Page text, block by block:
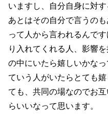
いますし、自分自身に対
あとはその自分で言うの
って人から言われるんで
り入れてくれる人、影響
の中にいたら嬉しいかな
ていう人がいたらとても
ても、共同の場なのでお
らいいなって思います。